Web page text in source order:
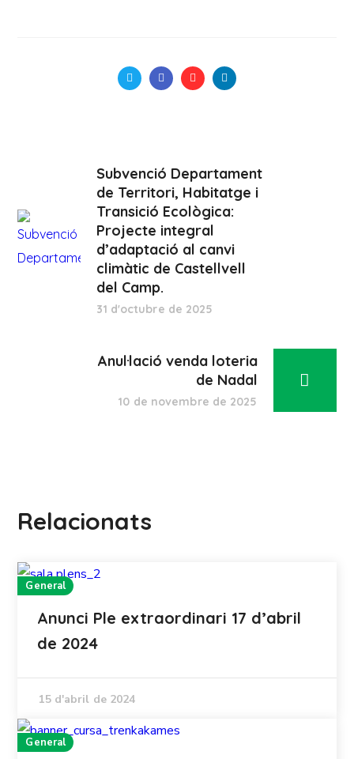
Subvenció Departament
de Territori, Habitatge i
Transició Ecològica:
Projecte integral
d’adaptació al canvi
climàtic de Castellvell
del Camp.
31 d'octubre de 2025
Anul·lació venda loteria
de Nadal
10 de novembre de 2025
Relacionats
General
Anunci Ple extraordinari 17 d’abril
de 2024
15 d'abril de 2024
General